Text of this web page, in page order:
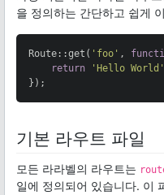
을 정의하는 간단하고 쉽게
Route::get( 'foo' ,
return
'Hello World'
});
기본 라우트 파일
모든 라라벨의 라우트는
일에 정의되어 있습니다. 이